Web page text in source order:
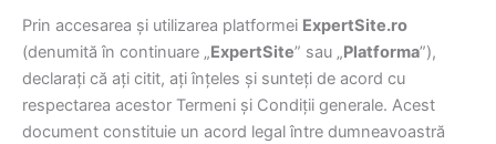
Prin accesarea și utilizarea platformei ExpertSite.ro
(denumită în continuare „ExpertSite” sau „Platforma”),
declarați că ați citit, ați înțeles și sunteți de acord cu
respectarea acestor Termeni și Condiții generale. Acest
document constituie un acord legal între dumneavoastră